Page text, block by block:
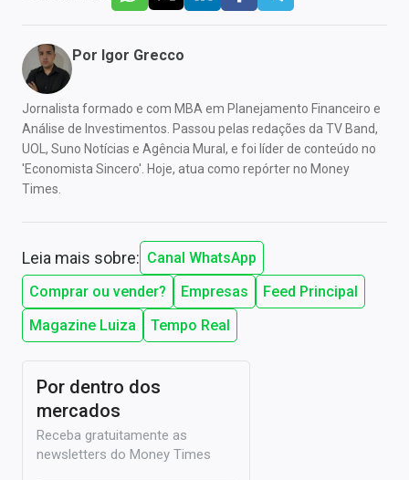
Por Igor Grecco
Jornalista formado e com MBA em Planejamento Financeiro e
Análise de Investimentos. Passou pelas redações da TV Band,
UOL, Suno Notícias e Agência Mural, e foi líder de conteúdo no
'Economista Sincero'. Hoje, atua como repórter no Money
Times.
Leia mais sobre: Canal WhatsApp
Comprar ou vender?
Empresas
Feed Principal
Magazine Luiza
Tempo Real
Por dentro dos
mercados
Receba gratuitamente as
newsletters do Money Times